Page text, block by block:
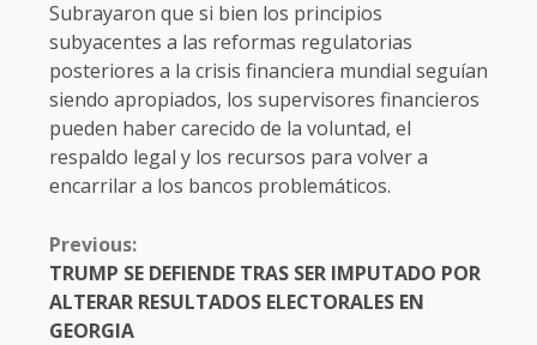
Subrayaron que si bien los principios
subyacentes a las reformas regulatorias
posteriores a la crisis financiera mundial seguían
siendo apropiados, los supervisores financieros
pueden haber carecido de la voluntad, el
respaldo legal y los recursos para volver a
encarrilar a los bancos problemáticos.
CONTINUE
READING
Previous:
TRUMP SE DEFIENDE TRAS SER IMPUTADO POR
ALTERAR RESULTADOS ELECTORALES EN
GEORGIA